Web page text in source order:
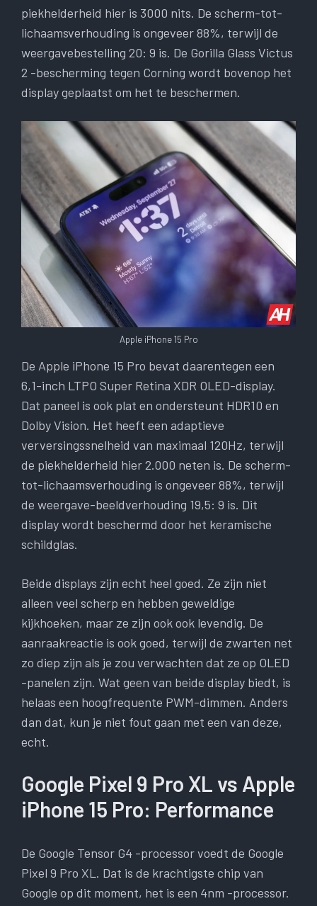
piekhelderheid hier is 3000 nits. De scherm-tot-
lichaamsverhouding is ongeveer 88%, terwijl de
weergavebestelling 20: 9 is. De Gorilla Glass Victus
2 -bescherming tegen Corning wordt bovenop het
display geplaatst om het te beschermen.
Apple iPhone 15 Pro
De Apple iPhone 15 Pro bevat daarentegen een
6,1-inch LTPO Super Retina XDR OLED-display.
Dat paneel is ook plat en ondersteunt HDR10 en
Dolby Vision. Het heeft een adaptieve
verversingssnelheid van maximaal 120Hz, terwijl
de piekhelderheid hier 2.000 neten is. De scherm-
tot-lichaamsverhouding is ongeveer 88%, terwijl
de weergave-beeldverhouding 19,5: 9 is. Dit
display wordt beschermd door het keramische
schildglas.
Beide displays zijn echt heel goed. Ze zijn niet
alleen veel scherp en hebben geweldige
kijkhoeken, maar ze zijn ook ook levendig. De
aanraakreactie is ook goed, terwijl de zwarten net
zo diep zijn als je zou verwachten dat ze op OLED
-panelen zijn. Wat geen van beide display biedt, is
helaas een hoogfrequente PWM-dimmen. Anders
dan dat, kun je niet fout gaan met een van deze,
echt.
Google Pixel 9 Pro XL vs Apple
iPhone 15 Pro: Performance
De Google Tensor G4 -processor voedt de Google
Pixel 9 Pro XL. Dat is de krachtigste chip van
Google op dit moment, het is een 4nm -processor.